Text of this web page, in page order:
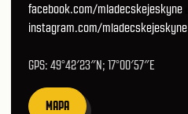
facebook.com/mladecskejeskyne
instagram.com/mladecskejeskyne
GPS: 49°42′23″N; 17°00′57″E
MAPA